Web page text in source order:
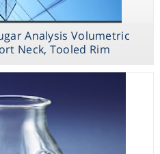
Analysis Volumetric
Neck, Tooled Rim
PYREX 250mL
Low Actinic
Narrow Mouth